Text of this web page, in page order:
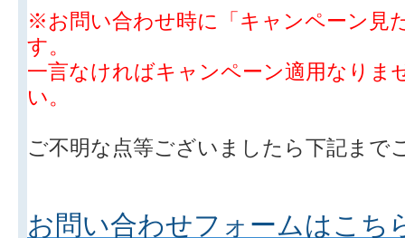
※お問い合わせ時に「キャンペーン見
す。
一言なければキャンペーン適用なりま
い。
ご不明な点等ございましたら下記まで
お問い合わせフォームはこち